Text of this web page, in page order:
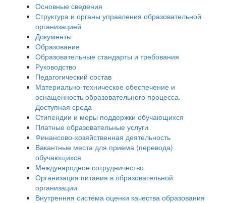
Основные сведения
Структура и органы управления образовательной
организацией
Документы
Образование
Образовательные стандарты и требования
Руководство
Педагогический состав
Материально-техническое обеспечение и
оснащенность образовательного процесса.
Доступная среда
Стипендии и меры поддержки обучающихся
Платные образовательные услуги
Финансово-хозяйственная деятельность
Вакантные места для приема (перевода)
обучающихся
Международное сотрудничество
Организация питания в образовательной
организации
Внутренняя система оценки качества образования